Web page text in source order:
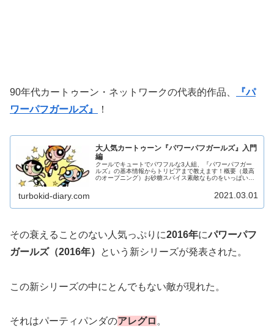
90年代カートゥーン・ネットワークの代表的作品、
『パ
ワーパフガールズ』
！
大人気カートゥーン『パワーパフガールズ』入門
編
クールでキュートでパワフルな3人組、『パワーパフガー
ルズ』の基本情報からトリビアまで教えます！概要（最高
のオープニング）お砂糖スパイス素敵なものをいっぱい全
turbokid-diary.com 2021.03.01
その衰えることのない人気っぷりに2016年にパワーパフ
ガールズ（2016年）
という新シリーズが発表された。
この新シリーズの中にとんでもない敵が現れた。
それはパーティパンダのアレグロ 。